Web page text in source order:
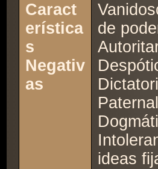
Caract
erística
s
Negativ
as
de
ideas